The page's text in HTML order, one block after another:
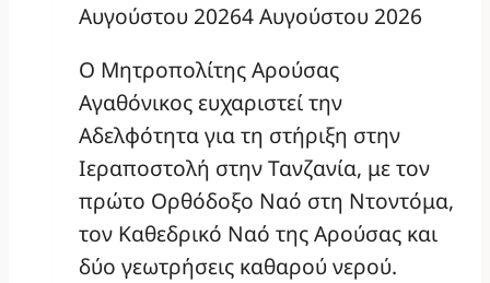
Αυγούστου 20264 Αυγούστου 2026
Ο Μητροπολίτης Αρούσας
Αγαθόνικος ευχαριστεί την
Αδελφότητα για τη στήριξη στην
Ιεραποστολή στην Τανζανία, με τον
πρώτο Ορθόδοξο Ναό στη Ντοντόμα,
τον Καθεδρικό Ναό της Αρούσας και
δύο γεωτρήσεις καθαρού νερού.